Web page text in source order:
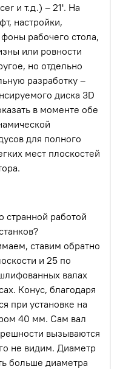
и т.д.) – 21'. На
настройки,
рабочего стола,
или ровности
но отдельно
разработку –
диска 3D
в моменте обе
для полного
мест плоскостей
странной работой
ставим обратно
и 25 по
валах
Конус, благодаря
при установке на
40 мм. Сам вал
вызываются
не видим. Диаметр
больше диаметра